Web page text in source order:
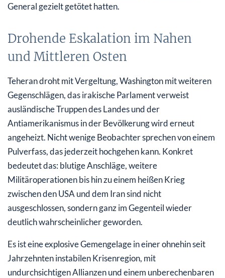
General gezielt getötet hatten.
Drohende Eskalation im Nahen
und Mittleren Osten
Teheran droht mit Vergeltung, Washington mit weiteren
Gegenschlägen, das irakische Parlament verweist
ausländische Truppen des Landes und der
Antiamerikanismus in der Bevölkerung wird erneut
angeheizt. Nicht wenige Beobachter sprechen von einem
Pulverfass, das jederzeit hochgehen kann. Konkret
bedeutet das: blutige Anschläge, weitere
Militäroperationen bis hin zu einem heißen Krieg
zwischen den USA und dem Iran sind nicht
ausgeschlossen, sondern ganz im Gegenteil wieder
deutlich wahrscheinlicher geworden.
Es ist eine explosive Gemengelage in einer ohnehin seit
Jahrzehnten instabilen Krisenregion, mit
undurchsichtigen Allianzen und einem unberechenbaren